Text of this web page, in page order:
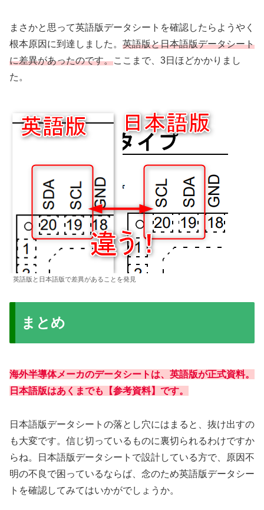
まさかと思って英語版データシートを確認したらようやく
根本原因に到達しました。 英語版と日本語版データシート
に差異があったのです。ここまで、3日ほどかかりまし
た。
英語版と日本語版で差異があることを発見
まとめ
海外半導体メーカのデータシートは、英語版が正式資料。
日本語版はあくまでも【参考資料】です。
日本語版データシートの落とし穴にはまると、抜け出すの
も大変です。信じ切っているものに裏切られるわけですか
らね。日本語版データシートで設計している方で、原因不
明の不良で困っているならば、念のため英語版データシー
トを確認してみてはいかがでしょうか。